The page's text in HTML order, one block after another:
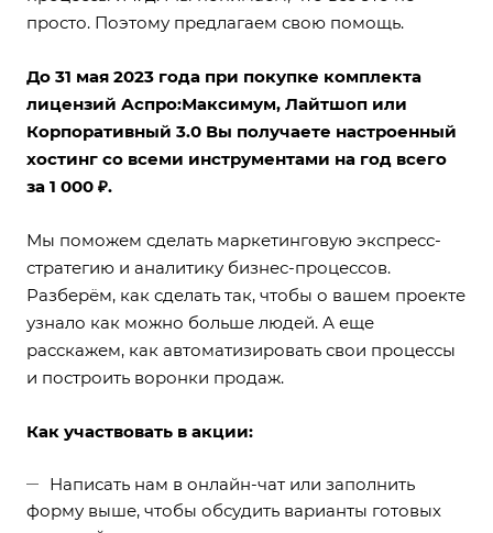
просто. Поэтому предлагаем свою помощь.
До 31 мая 2023 года при покупке комплекта
лицензий Аспро:Максимум, Лайтшоп или
Корпоративный 3.0 Вы получаете настроенный
хостинг со всеми инструментами на год всего
за 1 000 ₽.
Мы поможем сделать маркетинговую экспресс-
стратегию и аналитику бизнес-процессов.
Разберём, как сделать так, чтобы о вашем проекте
узнало как можно больше людей. А еще
расскажем, как автоматизировать свои процессы
и построить воронки продаж.
Как участвовать в акции:
Написать нам в онлайн-чат или заполнить
форму выше, чтобы обсудить варианты готовых